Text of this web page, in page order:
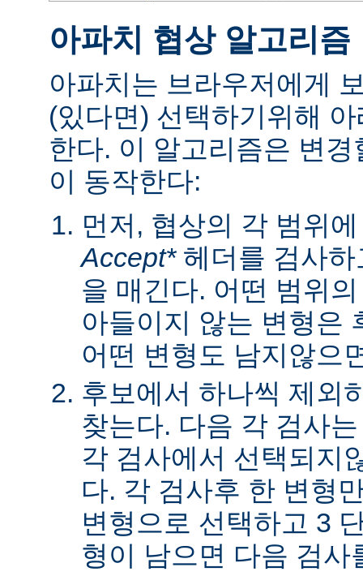
아파치 협상 알고리즘
아파치는 브라우저에게
(있다면) 선택하기위해
한다. 이 알고리즘은 변
이 동작한다:
먼저, 협상의 각 범위
Accept*헤더를 검사하
을 매긴다. 어떤 범위
아들이지 않는 변형은
어떤 변형도 남지않으
후보에서 하나씩 제외
찾는다. 다음 각 검사
각 검사에서 선택되지
다. 각 검사후 한 변형
변형으로 선택하고 3
형이 남으면 다음 검사